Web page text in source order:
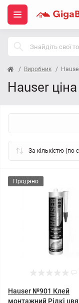
Виробник
Hauser
Продано
Hauser №901 Клей
монтажний Рідкі